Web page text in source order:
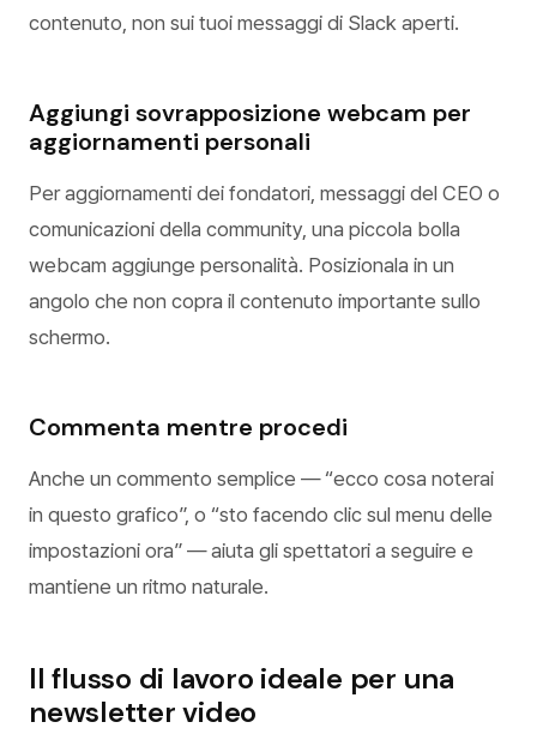
contenuto, non sui tuoi messaggi di Slack aperti.
Aggiungi sovrapposizione webcam per
aggiornamenti personali
Per aggiornamenti dei fondatori, messaggi del CEO o
comunicazioni della community, una piccola bolla
webcam aggiunge personalità. Posizionala in un
angolo che non copra il contenuto importante sullo
schermo.
Commenta mentre procedi
Anche un commento semplice — “ecco cosa noterai
in questo grafico”, o “sto facendo clic sul menu delle
impostazioni ora” — aiuta gli spettatori a seguire e
mantiene un ritmo naturale.
Il flusso di lavoro ideale per una
newsletter video